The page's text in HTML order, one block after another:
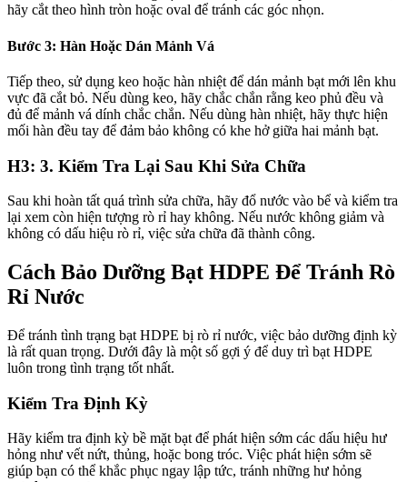
hãy cắt theo hình tròn hoặc oval để tránh các góc nhọn.
Bước 3: Hàn Hoặc Dán Mảnh Vá
Tiếp theo, sử dụng keo hoặc hàn nhiệt để dán mảnh bạt mới lên khu
vực đã cắt bỏ. Nếu dùng keo, hãy chắc chắn rằng keo phủ đều và
đủ để mảnh vá dính chắc chắn. Nếu dùng hàn nhiệt, hãy thực hiện
mối hàn đều tay để đảm bảo không có khe hở giữa hai mảnh bạt.
H3: 3. Kiểm Tra Lại Sau Khi Sửa Chữa
Sau khi hoàn tất quá trình sửa chữa, hãy đổ nước vào bể và kiểm tra
lại xem còn hiện tượng rò rỉ hay không. Nếu nước không giảm và
không có dấu hiệu rò rỉ, việc sửa chữa đã thành công.
Cách Bảo Dưỡng Bạt HDPE Để Tránh Rò
Rỉ Nước
Để tránh tình trạng bạt HDPE bị rò rỉ nước, việc bảo dưỡng định kỳ
là rất quan trọng. Dưới đây là một số gợi ý để duy trì bạt HDPE
luôn trong tình trạng tốt nhất.
Kiểm Tra Định Kỳ
Hãy kiểm tra định kỳ bề mặt bạt để phát hiện sớm các dấu hiệu hư
hỏng như vết nứt, thủng, hoặc bong tróc. Việc phát hiện sớm sẽ
giúp bạn có thể khắc phục ngay lập tức, tránh những hư hỏng